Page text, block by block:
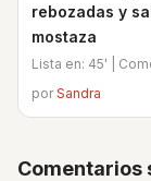
rebozadas y
mostaza
Lista en: 45' |
porSandra
Comentarios